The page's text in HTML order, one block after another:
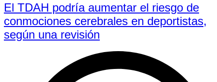
El TDAH podría aumentar el riesgo de
conmociones cerebrales en deportistas,
según una revisión